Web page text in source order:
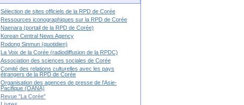
Sélection de sites officiels de la RPD de Corée
Ressources iconographiques sur la RPD de Corée
Naenara (portail de la RPD de Corée)
Korean Central News Agency
Rodong Sinmun (quotidien)
La Voix de la Corée (radiodiffusion de la RPDC)
Association des sciences sociales de Corée
Comité des relations culturelles avec les pays
étrangers de la RPD de Corée
Organisation des agences de presse de l'Asie-
Pacifique (OANA)
Revue "La Corée"